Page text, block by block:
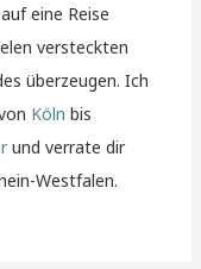
eine Reise
versteckten
überzeugen. Ich
Köln bis
und verrate dir
Westfalen.